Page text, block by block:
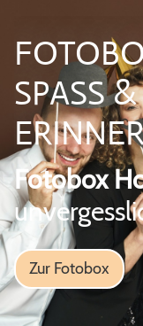
SPASS &
Fotobox
Zur Fotobox